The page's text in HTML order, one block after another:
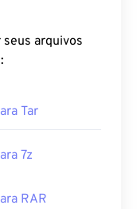
arquivos
Tar
7z
RAR